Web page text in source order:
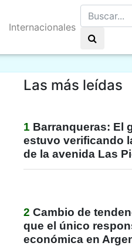
Internacionales
Las más leídas
1 Barranqueras: El
estuvo verificando
de la avenida Las
2 Cambio de
que el único
económica en